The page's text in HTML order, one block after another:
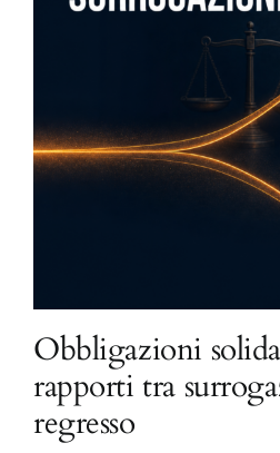
Obbligazioni
rapporti tra
regresso